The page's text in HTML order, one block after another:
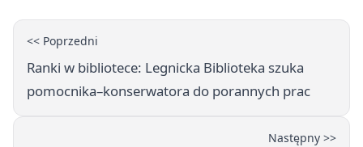
<< Poprzedni
Ranki w bibliotece: Legnicka Biblioteka szuka
pomocnika–konserwatora do porannych prac
Następny >>